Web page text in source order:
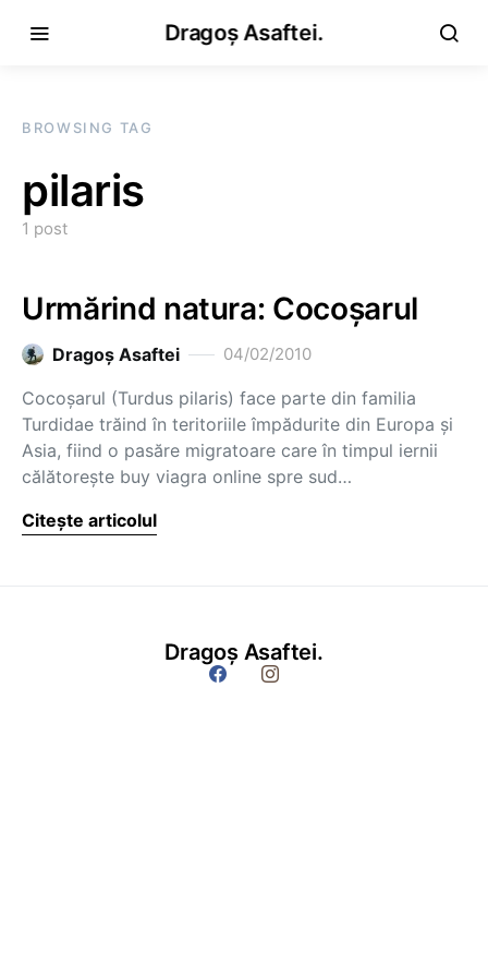
Dragoș Asaftei.
BROWSING TAG
pilaris
1 post
Urmărind natura: Cocoşarul
Dragoş Asaftei 04/02/2010
Cocoşarul (Turdus pilaris) face parte din familia
Turdidae trăind în teritoriile împădurite din Europa şi
Asia, fiind o pasăre migratoare care în timpul iernii
călătoreşte buy viagra online spre sud…
Citește articolul
Dragoș Asaftei.